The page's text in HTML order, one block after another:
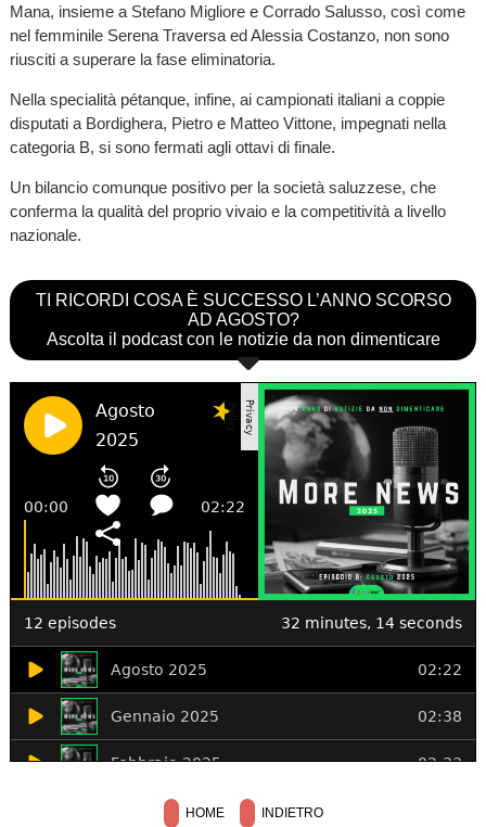
Mana, insieme a Stefano Migliore e Corrado Salusso, così come
nel femminile Serena Traversa ed Alessia Costanzo, non sono
riusciti a superare la fase eliminatoria.
Nella specialità pétanque, infine, ai campionati italiani a coppie
disputati a Bordighera, Pietro e Matteo Vittone, impegnati nella
categoria B, si sono fermati agli ottavi di finale.
Un bilancio comunque positivo per la società saluzzese, che
conferma la qualità del proprio vivaio e la competitività a livello
nazionale.
TI RICORDI COSA È SUCCESSO L’ANNO SCORSO
AD AGOSTO?
Ascolta il podcast con le notizie da non dimenticare
HOME INDIETRO